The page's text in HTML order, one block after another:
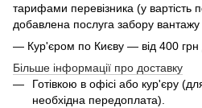
тарифами перевізника (у вартість
добавлена послуга забору вантажу
— Кур'єром по Києву — від 400 грн
Більше інформації про доставку
Готівкою в офісі або кур'єру
необхідна передоплата).